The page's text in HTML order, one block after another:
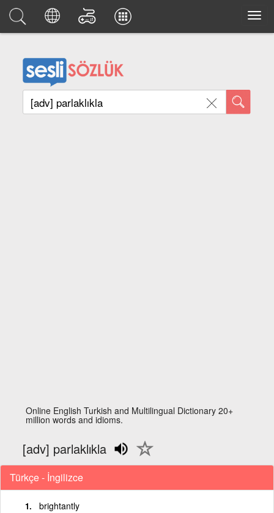
Online English Turkish and Multilingual Dictionary 20+
million words and idioms.
[adv] parlaklıkla
Türkçe - İngilizce
brightantly